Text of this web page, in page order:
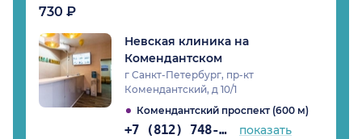
730 ₽
Невская клиника на
Комендантском
г Санкт-Петербург, пр-кт
Комендантский, д 10/1
Комендантский проспект (600 м)
+7 (812) 748-33-96 показать